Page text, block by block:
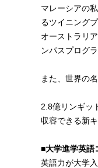
マレーシアの
るツイニング
オーストラリ
ンパスプログ
また、世界の
2.8億リンギッ
収容できる新
■大学進学英語
英語力が大学